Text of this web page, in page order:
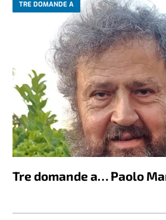
TRE DOMANDE A
Tre domande a… Paolo